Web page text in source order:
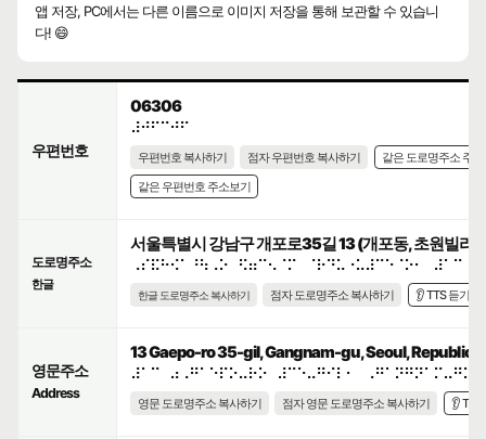
앱 저장, PC에서는 다른 이름으로 이미지 저장을 통해 보관할 수 있습니
다! 😄
우편번호
06306
⠼⠚⠋⠉⠚⠋
우편번호 복사하기 점자 우편번호 복사하기
같은 도로명주소 주
같은 우편번호 주소보기
도로명주소
한글
서울특별시 강남구 개포로35길 13 (개포동, 초원빌리
⠠⠎⠯⠓⠪⠁⠘⠳⠠⠕⠀⠫⠶⠉⠢⠈⠍⠀⠈⠗⠙⠥⠐⠥⠼⠉⠑⠈⠕⠂⠀⠼⠁⠉
한글 도로명주소 복사하기 점자 도로명주소 복사하기 👂 TTS 듣기
영문주소
Address
13 Gaepo-ro 35-gil, Gangnam-gu, Seoul, Republic
영문 도로명주소 복사하기 점자 영문 도로명주소 복사하기 👂 TTS